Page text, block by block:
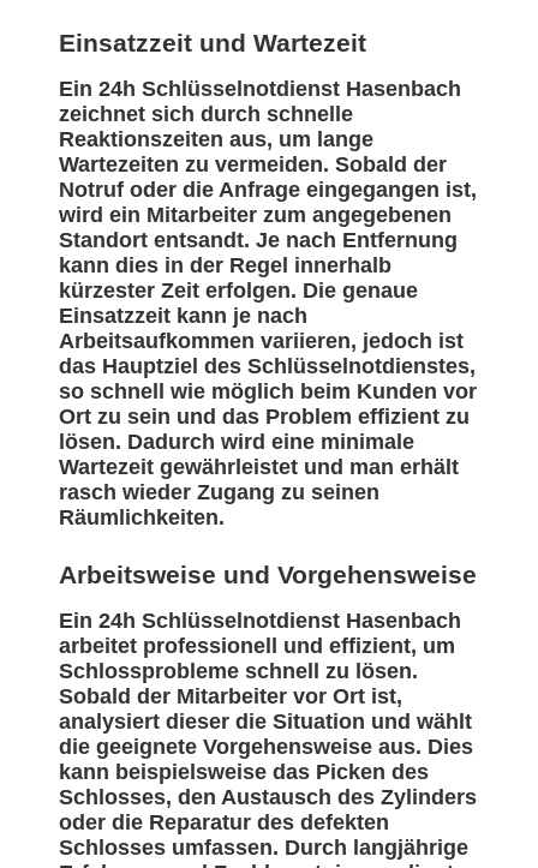
Einsatzzeit und Wartezeit
Ein 24h Schlüsselnotdienst Hasenbach
zeichnet sich durch schnelle
Reaktionszeiten aus, um lange
Wartezeiten zu vermeiden. Sobald der
Notruf oder die Anfrage eingegangen ist,
wird ein Mitarbeiter zum angegebenen
Standort entsandt. Je nach Entfernung
kann dies in der Regel innerhalb
kürzester Zeit erfolgen. Die genaue
Einsatzzeit kann je nach
Arbeitsaufkommen variieren, jedoch ist
das Hauptziel des Schlüsselnotdienstes,
so schnell wie möglich beim Kunden vor
Ort zu sein und das Problem effizient zu
lösen. Dadurch wird eine minimale
Wartezeit gewährleistet und man erhält
rasch wieder Zugang zu seinen
Räumlichkeiten.
Arbeitsweise und Vorgehensweise
Ein 24h Schlüsselnotdienst Hasenbach
arbeitet professionell und effizient, um
Schlossprobleme schnell zu lösen.
Sobald der Mitarbeiter vor Ort ist,
analysiert dieser die Situation und wählt
die geeignete Vorgehensweise aus. Dies
kann beispielsweise das Picken des
Schlosses, den Austausch des Zylinders
oder die Reparatur des defekten
Schlosses umfassen. Durch langjährige